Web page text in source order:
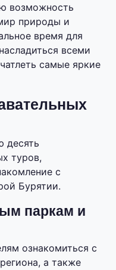
возможность
природы и
время для
всеми
самые яркие
десять
туров,
с
Бурятии.
паркам и
ознакомиться с
а также